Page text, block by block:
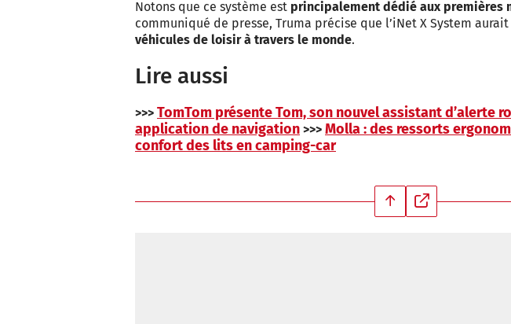
Notons que ce système est principalement dédié aux premières
communiqué de presse, Truma précise que l’iNet X System
véhicules de loisir à travers le monde.
Lire aussi
>>> TomTom présente Tom, son nouvel assistant d’alerte
application de navigation >>> Molla : des ressorts
confort des lits en camping-car